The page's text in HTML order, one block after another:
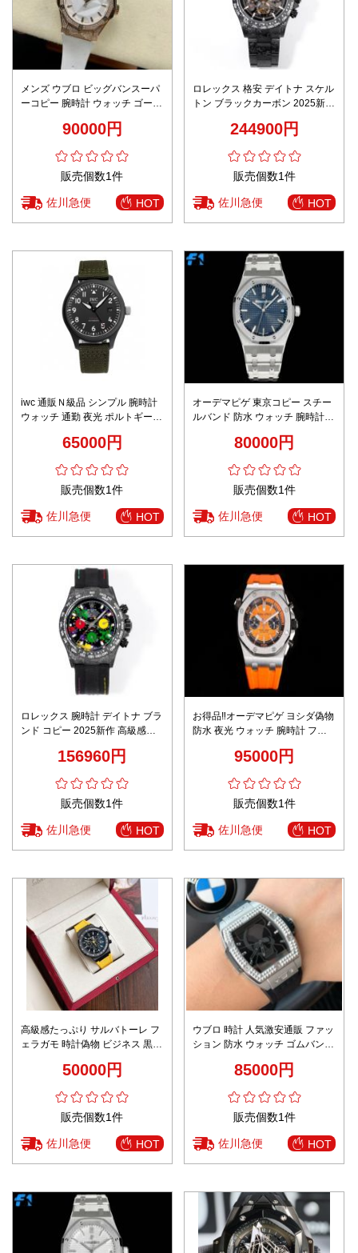
メンズ ウブロ ビッグバンスーパ
ーコピー 腕時計 ウォッチ ゴール
90000円
販売個数1件
佐川急便 HOT
ロレックス 格安 デイトナ スケル
トン ブラックカーボン 2025新作
244900円
販売個数1件
佐川急便 HOT
iwc 通販Ｎ級品 シンプル 腕時計
ウォッチ 通勤 夜光 ポルトギーゼ
65000円
販売個数1件
佐川急便 HOT
オーデマピゲ 東京コピー スチー
ルバンド 防水 ウォッチ 腕時計
80000円
販売個数1件
佐川急便 HOT
ロレックス 腕時計 デイトナ ブラ
ンド コピー 2025新作 高級感仕
現 安心サイト 安全取引対応
156960円
販売個数1件
佐川急便 HOT
お得品‼オーデマピゲ ヨシダ偽物
防水 夜光 ウォッチ 腕時計 ファ
95000円
販売個数1件
佐川急便 HOT
高級感たっぷり サルバトーレ フ
ェラガモ 時計偽物 ビジネス 黒い
メンズ イエロー50000円
販売個数1件
佐川急便 HOT
ウブロ 時計 人気激安通販 ファッ
ション 防水 ウォッチ ゴムバンド
85000円
販売個数1件
佐川急便 HOT